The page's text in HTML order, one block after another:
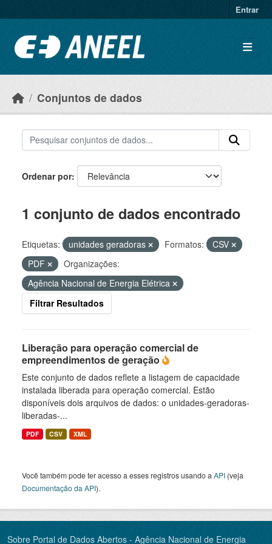
Entrar
Conjuntos de dados
Ordenar por
1 conjunto de dados encontrado
Etiquetas: unidades geradoras Formatos:
CSV
PDF
Organizações:
Agência Nacional de Energia Elétrica
Filtrar Resultados
Liberação para operação comercial de
empreendimentos de geração
Este conjunto de dados reflete a listagem de capacidade
instalada liberada para operação comercial. Estão
disponíveis dois arquivos de dados: o unidades-geradoras-
liberadas-...
PDF CSV XML
Você também pode ter acesso a esses registros usando a API (veja
Documentação da API).
Sobre Portal de Dados Abertos - Agência Nacional de Energia